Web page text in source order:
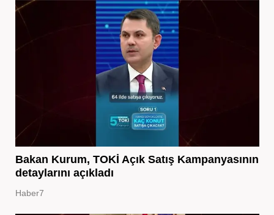
Bakan Kurum, TOKİ Açık Satış Kampanyasının
detaylarını açıkladı
Haber7